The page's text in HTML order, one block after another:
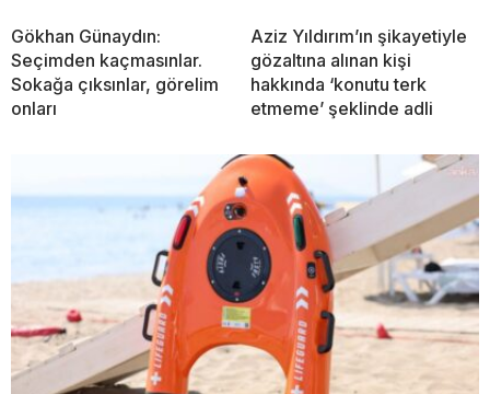
Gökhan Günaydın:
Seçimden kaçmasınlar.
Sokağa çıksınlar, görelim
onları
Aziz Yıldırım’ın şikayetiyle
gözaltına alınan kişi
hakkında ‘konutu terk
etmeme’ şeklinde adli